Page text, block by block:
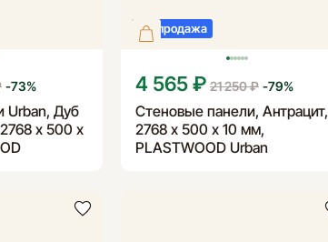
Urban, Дуб
х 500 х
-73%
Распродажа
Стеновые панели, Антрацит,
2768 х 500 х 10 мм,
PLASTWOOD Urban
4 565 ₽ 21 250 ₽ -79%